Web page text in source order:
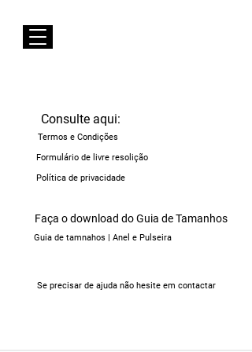
Consulte aqui:
Termos e Condições
Formulário de livre resolição
Política de privacidade
Faça o download do Guia de Tamanhos
Guia de tamnahos | Anel e Pulseira
Se precisar de ajuda não hesite em contactar